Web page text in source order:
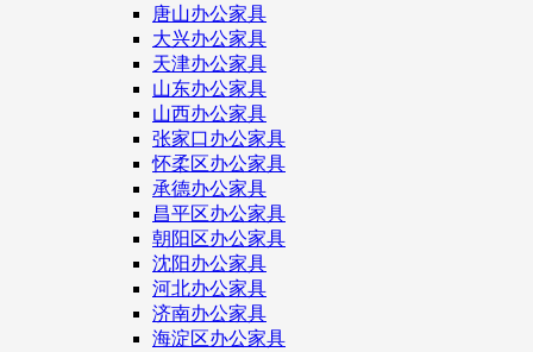
唐山办公家具
大兴办公家具
天津办公家具
山东办公家具
山西办公家具
张家口办公家具
怀柔区办公家具
承德办公家具
昌平区办公家具
朝阳区办公家具
沈阳办公家具
河北办公家具
济南办公家具
海淀区办公家具